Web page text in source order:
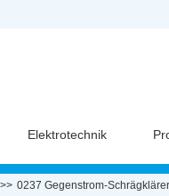
Elektrotechnik
0237 Gegenstrom-